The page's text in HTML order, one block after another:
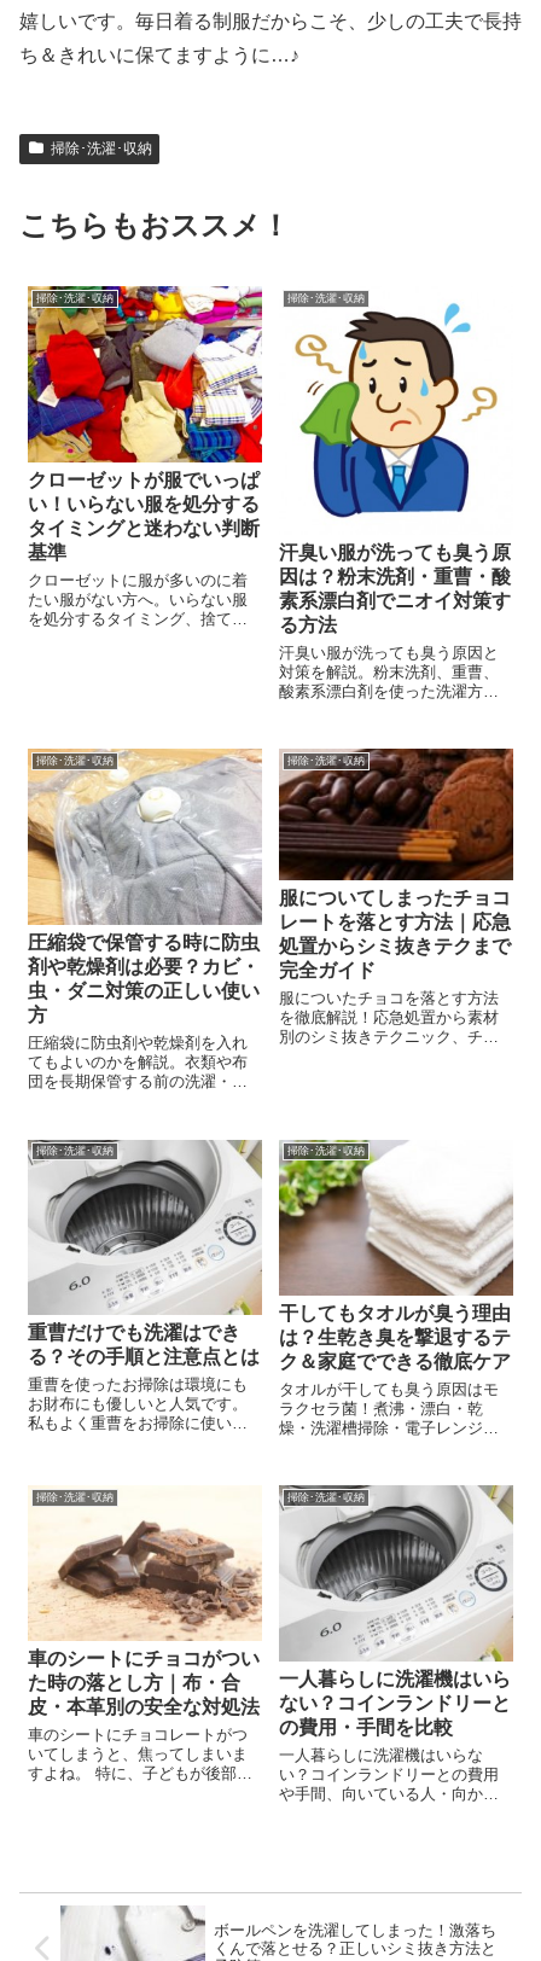
嬉しいです。毎日着る制服だからこそ、少しの工夫で長持
ち＆きれいに保てますように…♪
掃除･洗濯･収納
こちらもおススメ！
掃除･洗濯･収納
クローゼットが服でいっぱ
い！いらない服を処分する
タイミングと迷わない判断
基準
クローゼットに服が多いのに着
たい服がない方へ。いらない服
を処分するタイミング、捨てる
掃除･洗濯･収納
汗臭い服が洗っても臭う原
因は？粉末洗剤・重曹・酸
素系漂白剤でニオイ対策す
る方法
汗臭い服が洗っても臭う原因と
対策を解説。粉末洗剤、重曹、
酸素系漂白剤を使った洗濯方
までわかりやすく紹介します。
掃除･洗濯･収納
圧縮袋で保管する時に防虫
剤や乾燥剤は必要？カビ・
虫・ダニ対策の正しい使い
方
圧縮袋に防虫剤や乾燥剤を入れ
てもよいのかを解説。衣類や布
団を長期保管する前の洗濯・乾
る失敗例も紹介します。
掃除･洗濯･収納
服についてしまったチョコ
レートを落とす方法｜応急
処置からシミ抜きテクまで
完全ガイド
服についたチョコを落とす方法
を徹底解説！応急処置から素材
別のシミ抜きテクニック、チョ
掃除･洗濯･収納
重曹だけでも洗濯はでき
る？その手順と注意点とは
重曹を使ったお掃除は環境にも
お財布にも優しいと人気です。
私もよく重曹をお掃除に使いま
な重曹をお洗濯に使う人も増え
ているそうです。 普通の洗濯洗
剤と混ぜて...
掃除･洗濯･収納
干してもタオルが臭う理由
は？生乾き臭を撃退するテ
ク＆家庭でできる徹底ケア
タオルが干しても臭う原因はモ
ラクセラ菌！煮沸・漂白・乾
燥・洗濯槽掃除・電子レンジま
撃退法を紹介します。
掃除･洗濯･収納
車のシートにチョコがつい
た時の落とし方｜布・合
皮・本革別の安全な対処法
車のシートにチョコレートがつ
いてしまうと、焦ってしまいま
すよね。 特に、子どもが後部座
としていいの...
掃除･洗濯･収納
一人暮らしに洗濯機はいら
ない？コインランドリーと
の費用・手間を比較
一人暮らしに洗濯機はいらな
い？コインランドリーとの費用
や手間、向いている人・向かな
ボールペンを洗濯してしまった！激落ち
くんで落とせる？正しいシミ抜き方法と